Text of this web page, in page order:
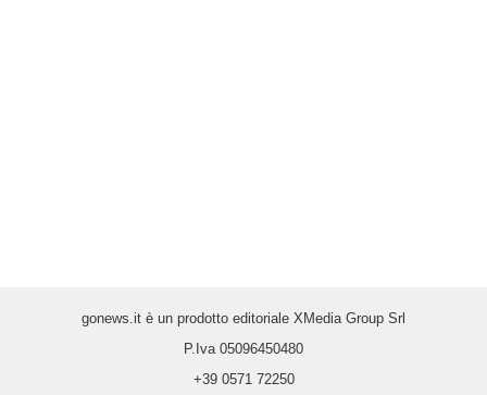
gonews.it è un prodotto editoriale XMedia Group Srl
P.Iva 05096450480
+39 0571 72250